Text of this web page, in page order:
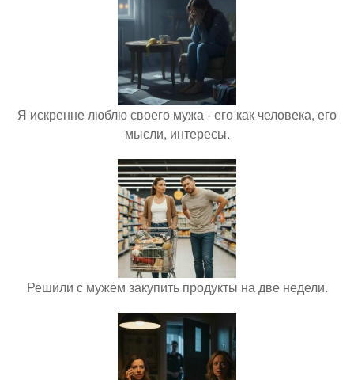
Я искренне люблю своего мужа - его как человека, его
мысли, интересы.
Решили с мужем закупить продукты на две недели.